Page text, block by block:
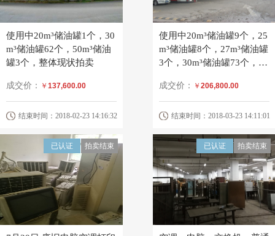
使用中20m³储油罐1个，30
m³储油罐62个，50m³储油
罐3个，整体现状拍卖
成交价： ￥ 137,600.00
结束时间：2018-02-23 14:16:32
使用中20m³储油罐9个，25
m³储油罐8个，27m³储油罐
3个，30m³储油罐73个，40
22个，整体现状拍卖
成交价： ￥ 206,800.00
结束时间：2018-03-23 14:11:01
拍卖结束
已认证 拍卖结束
已认证